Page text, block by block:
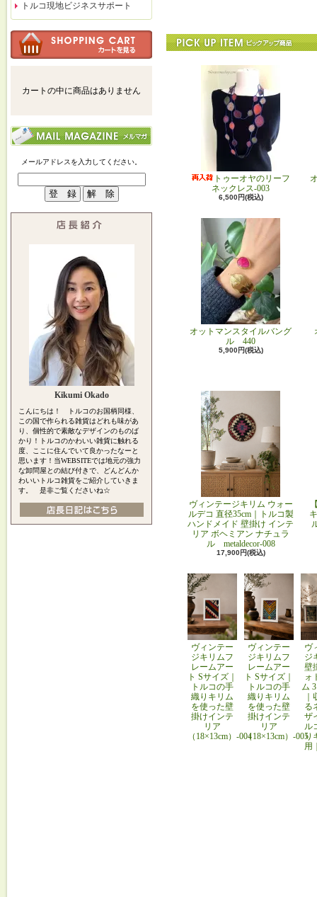
トルコ現地ビジネスサポート
カートの中に商品はありません
メールアドレスを入力してください。
Kikumi Okado
こんにちは！ トルコのお国柄同様、
この国で作られる雑貨はどれも味があ
り、個性的で素敵なデザインのものば
かり！トルコのかわいい雑貨に触れる
度、ここに住んでいて良かったなーと
思います！当WEBSITEでは地元の強力
な卸問屋との結び付きで、どんどんか
わいいトルコ雑貨をご紹介していきま
す。 是非ご覧くださいね☆
トゥーオヤのリーフ
ネックレス-003
6,500円(税込)
オットマンスタイルバング
ル 440
5,900円(税込)
ヴィンテージキリム ウォー
ルデコ 直径35cm｜トルコ製
ハンドメイド 壁掛け インテ
リア ボヘミアン ナチュラ
ル metaldecor-008
17,900円(税込)
ヴィンテー
ジキリムフ
レームアー
ト Sサイズ｜
トルコの手
織りキリム
を使った壁
掛けインテ
リア
（18×13cm）-004
ヴィンテー
ジキリムフ
レームアー
ト Sサイズ｜
トルコの手
織りキリム
を使った壁
掛けインテ
リア
（18×13cm）-005
ヴ
ジ
壁
ォ
ム
る
ザ
ル
り
用